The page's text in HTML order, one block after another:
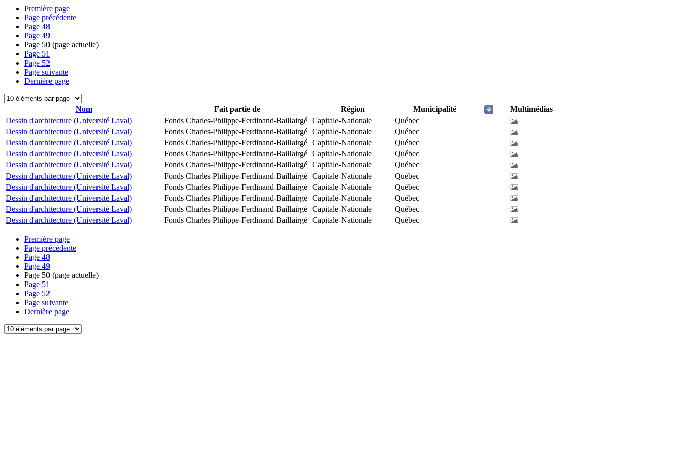
Première page
Page précédente
Page 48
Page 49
Page 50 (page actuelle)
Page 51
Page 52
Page suivante
Dernière page
Nom Fait partie de Région Municipalité
Multimédias
Dessin d'architecture (Université Laval)
Fonds Charles-Philippe-Ferdinand-Baillairgé Capitale-Nationale
Québec
Dessin d'architecture (Université Laval)
Fonds Charles-Philippe-Ferdinand-Baillairgé Capitale-Nationale
Québec
Dessin d'architecture (Université Laval)
Fonds Charles-Philippe-Ferdinand-Baillairgé Capitale-Nationale
Québec
Dessin d'architecture (Université Laval)
Fonds Charles-Philippe-Ferdinand-Baillairgé Capitale-Nationale
Québec
Dessin d'architecture (Université Laval)
Fonds Charles-Philippe-Ferdinand-Baillairgé Capitale-Nationale
Québec
Dessin d'architecture (Université Laval)
Fonds Charles-Philippe-Ferdinand-Baillairgé Capitale-Nationale
Québec
Dessin d'architecture (Université Laval)
Fonds Charles-Philippe-Ferdinand-Baillairgé Capitale-Nationale
Québec
Dessin d'architecture (Université Laval)
Fonds Charles-Philippe-Ferdinand-Baillairgé Capitale-Nationale
Québec
Dessin d'architecture (Université Laval)
Fonds Charles-Philippe-Ferdinand-Baillairgé Capitale-Nationale
Québec
Dessin d'architecture (Université Laval)
Fonds Charles-Philippe-Ferdinand-Baillairgé Capitale-Nationale Québec
Première page
Page précédente
Page 48
Page 49
Page 50 (page actuelle)
Page 51
Page 52
Page suivante
Dernière page